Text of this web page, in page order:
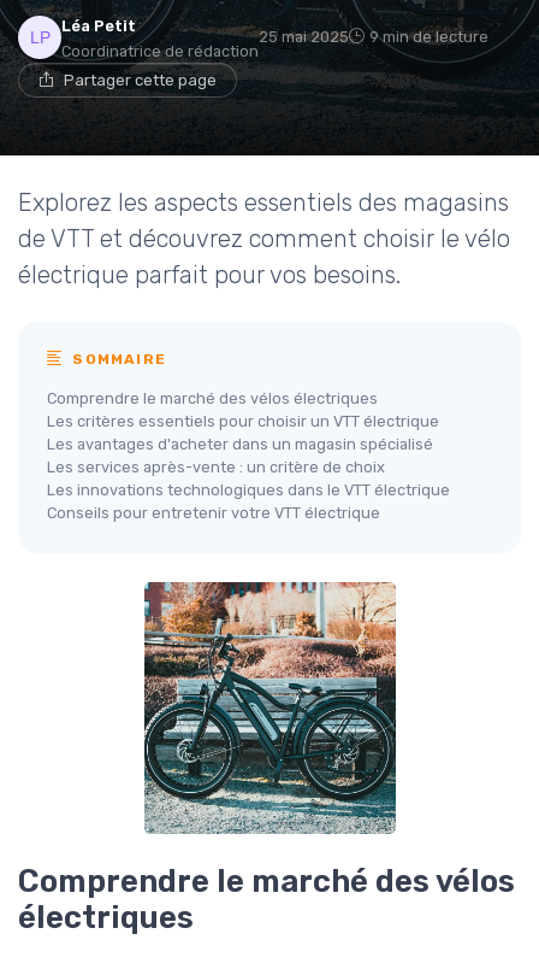
Léa Petit
Coordinatrice de rédaction
25 mai 2025 9 min de lecture
Partager cette page
Explorez les aspects essentiels des magasins
de VTT et découvrez comment choisir le vélo
électrique parfait pour vos besoins.
SOMMAIRE
Comprendre le marché des vélos électriques
Les critères essentiels pour choisir un VTT électrique
Les avantages d'acheter dans un magasin spécialisé
Les services après-vente : un critère de choix
Les innovations technologiques dans le VTT électrique
Conseils pour entretenir votre VTT électrique
Comprendre le marché des vélos
électriques